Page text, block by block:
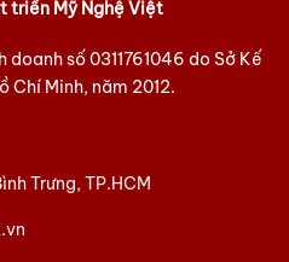
triển Mỹ Nghệ Việt
doanh số0311761046 do Sở Kế
Chí Minh, năm 2012.
Trưng, TP.HCM